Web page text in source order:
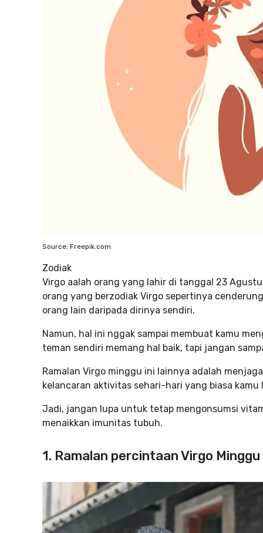
Source: Freepik.com
Zodiak
Virgo aalah orang yang lahir di tanggal 23
orang yang berzodiak Virgo sepertinya
orang lain daripada dirinya sendiri.
Namun, hal ini nggak sampai membuat kamu
teman sendiri memang hal baik, tapi jangan
Ramalan Virgo minggu ini lainnya adalah
kelancaran aktivitas sehari-hari yang biasa kamu
Jadi, jangan lupa untuk tetap mengonsumsi
menaikkan imunitas tubuh.
1. Ramalan percintaan Virgo Minggu